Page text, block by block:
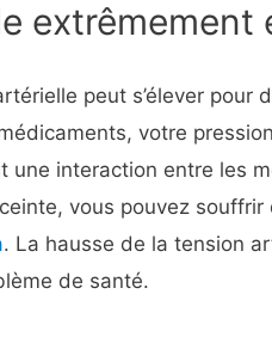
extrêmement
peut s’élever pour
votre
une interaction entre les
vous pouvez souffrir
. La hausse de la tension
de santé.